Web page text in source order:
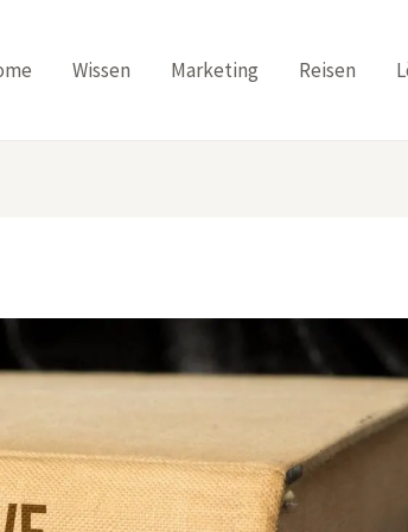
Wissen Marketing Reisen